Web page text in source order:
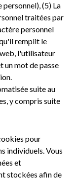
(5) La
traitées par
personnel
remplit le
l'utilisateur
un mot de passe
suite au
y compris suite
pour
individuels. Vous
et
stockées afin de